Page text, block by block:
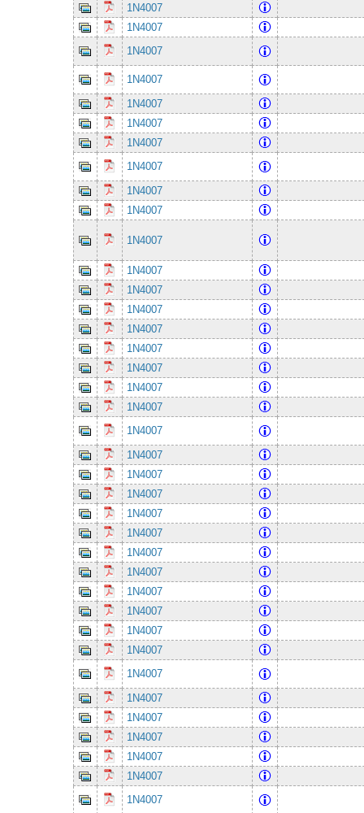
1N4007
1N4007
1N4007
1N4007
1N4007
1N4007
1N4007
1N4007
1N4007
1N4007
1N4007
1N4007
1N4007
1N4007
1N4007
1N4007
1N4007
1N4007
1N4007
1N4007
1N4007
1N4007
1N4007
1N4007
1N4007
1N4007
1N4007
1N4007
1N4007
1N4007
1N4007
1N4007
1N4007
1N4007
1N4007
1N4007
1N4007
1N4007